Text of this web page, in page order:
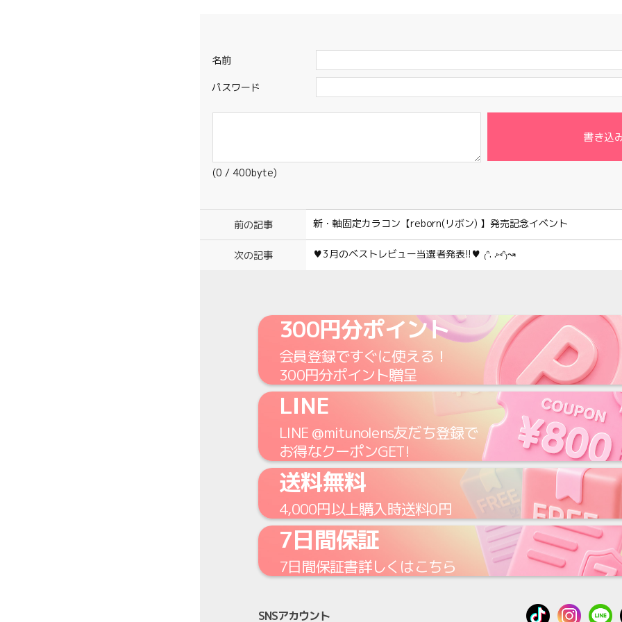
名前
パスワード
書き込
(0 / 400byte)
前の記事 新・軸固定カラコン【reborn(リボン) 】発売記念イベント
次の記事 ♥3月のベストレビュー当選者発表!!♥ ₍ᐢ. .⑅ᐢ₎↝
300円分ポイント
会員登録ですぐに使える！
300円分ポイント贈呈
LINE
LINE @mitunolens友だち登録で
お得なクーポンGET!
送料無料
4,000円以上購入時送料0円
7日間保証
7日間保証書詳しくはこちら
SNSアカウント